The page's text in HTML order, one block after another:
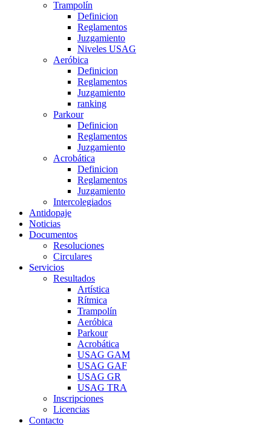
Trampolín
Definicion
Reglamentos
Juzgamiento
Niveles USAG
Aeróbica
Definicion
Reglamentos
Juzgamiento
ranking
Parkour
Definicion
Reglamentos
Juzgamiento
Acrobática
Definicion
Reglamentos
Juzgamiento
Intercolegiados
Antidopaje
Noticias
Documentos
Resoluciones
Circulares
Servicios
Resultados
Artística
Rítmica
Trampolín
Aeróbica
Parkour
Acrobática
USAG GAM
USAG GAF
USAG GR
USAG TRA
Inscripciones
Licencias
Contacto